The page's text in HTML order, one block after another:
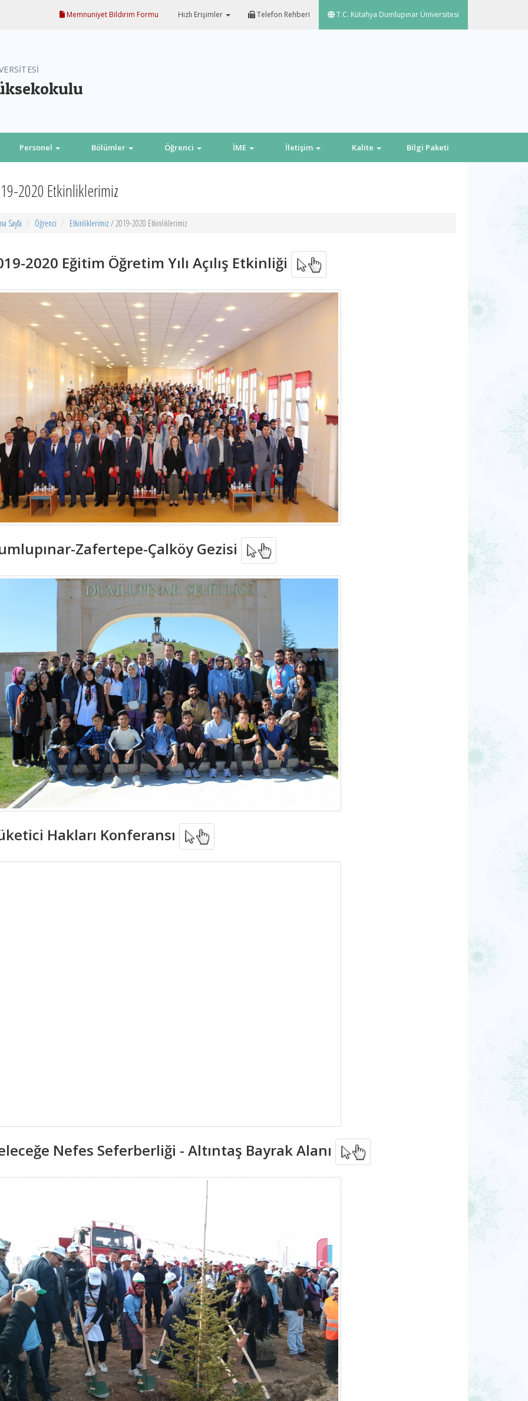
Memnuniyet Bildirim Formu Hızlı Erişimler Telefon Rehberi T.C. Kütahya Dumlupınar Üniversitesi
Personel Bölümler Öğrenci İME İletişim Kalite Bilgi Paketi
2020 Etkinliklerimiz
Sayfa Öğrenci Etkinliklerimiz / 2019-2020 Etkinliklerimiz
2020 Eğitim Öğretim Yılı Açılış Etkinliği
Zafertepe-Çalköy Gezisi
Hakları Konferansı
Nefes Seferberliği - Altıntaş Bayrak Alanı